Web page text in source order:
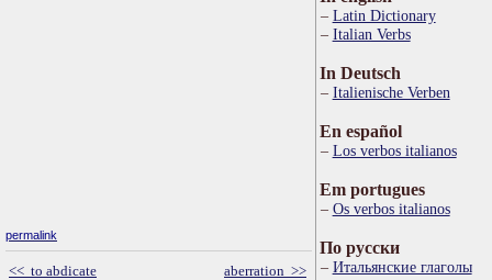
permalink
<< to abdicate aberration >>
Latin Dictionary
Italian Verbs
In Deutsch
Italienische Verben
En español
Los verbos italianos
Em portugues
Os verbos italianos
По русски
Итальянские глаголы